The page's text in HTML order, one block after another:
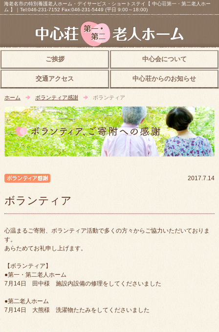
海老名市の特別養護老人ホーム・デイサービス・ショートステイ【 中心荘第一・第二老人ホー
ム 】｜Tel:046-231-7152 Fax:046-231-5449 (平日 9:00～18:00)
ご挨拶 中心会について
交通アクセス 中心荘からのお知らせ
ホーム ボランティア感謝 ボランティア
2017.7.14
ボランティア
心温まるご寄附、ボランティア活動で多くの方々からご協力いただいておりま
す。
あらためてお礼申し上げます。
【ボランティア】
●第一・第二老人ホーム
7月14日 田中様 施設内設備の修理をしてくださいました
●第二老人ホーム
7月14日 大熊様 洗濯物たたみをしてくださいました